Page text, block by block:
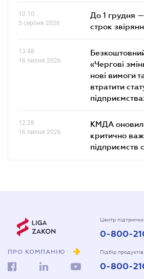
10.10
5 серпня 2026
До 1 грудня
строк
13.48
16 липня 2026
«Чергові
нові вимоги
втратити
12.28
16 липня 2026
КМДА
критично
підприємств
ПРО КОМПАНІЮ
Центр підтримки
0-800-
Підбір
0-800-